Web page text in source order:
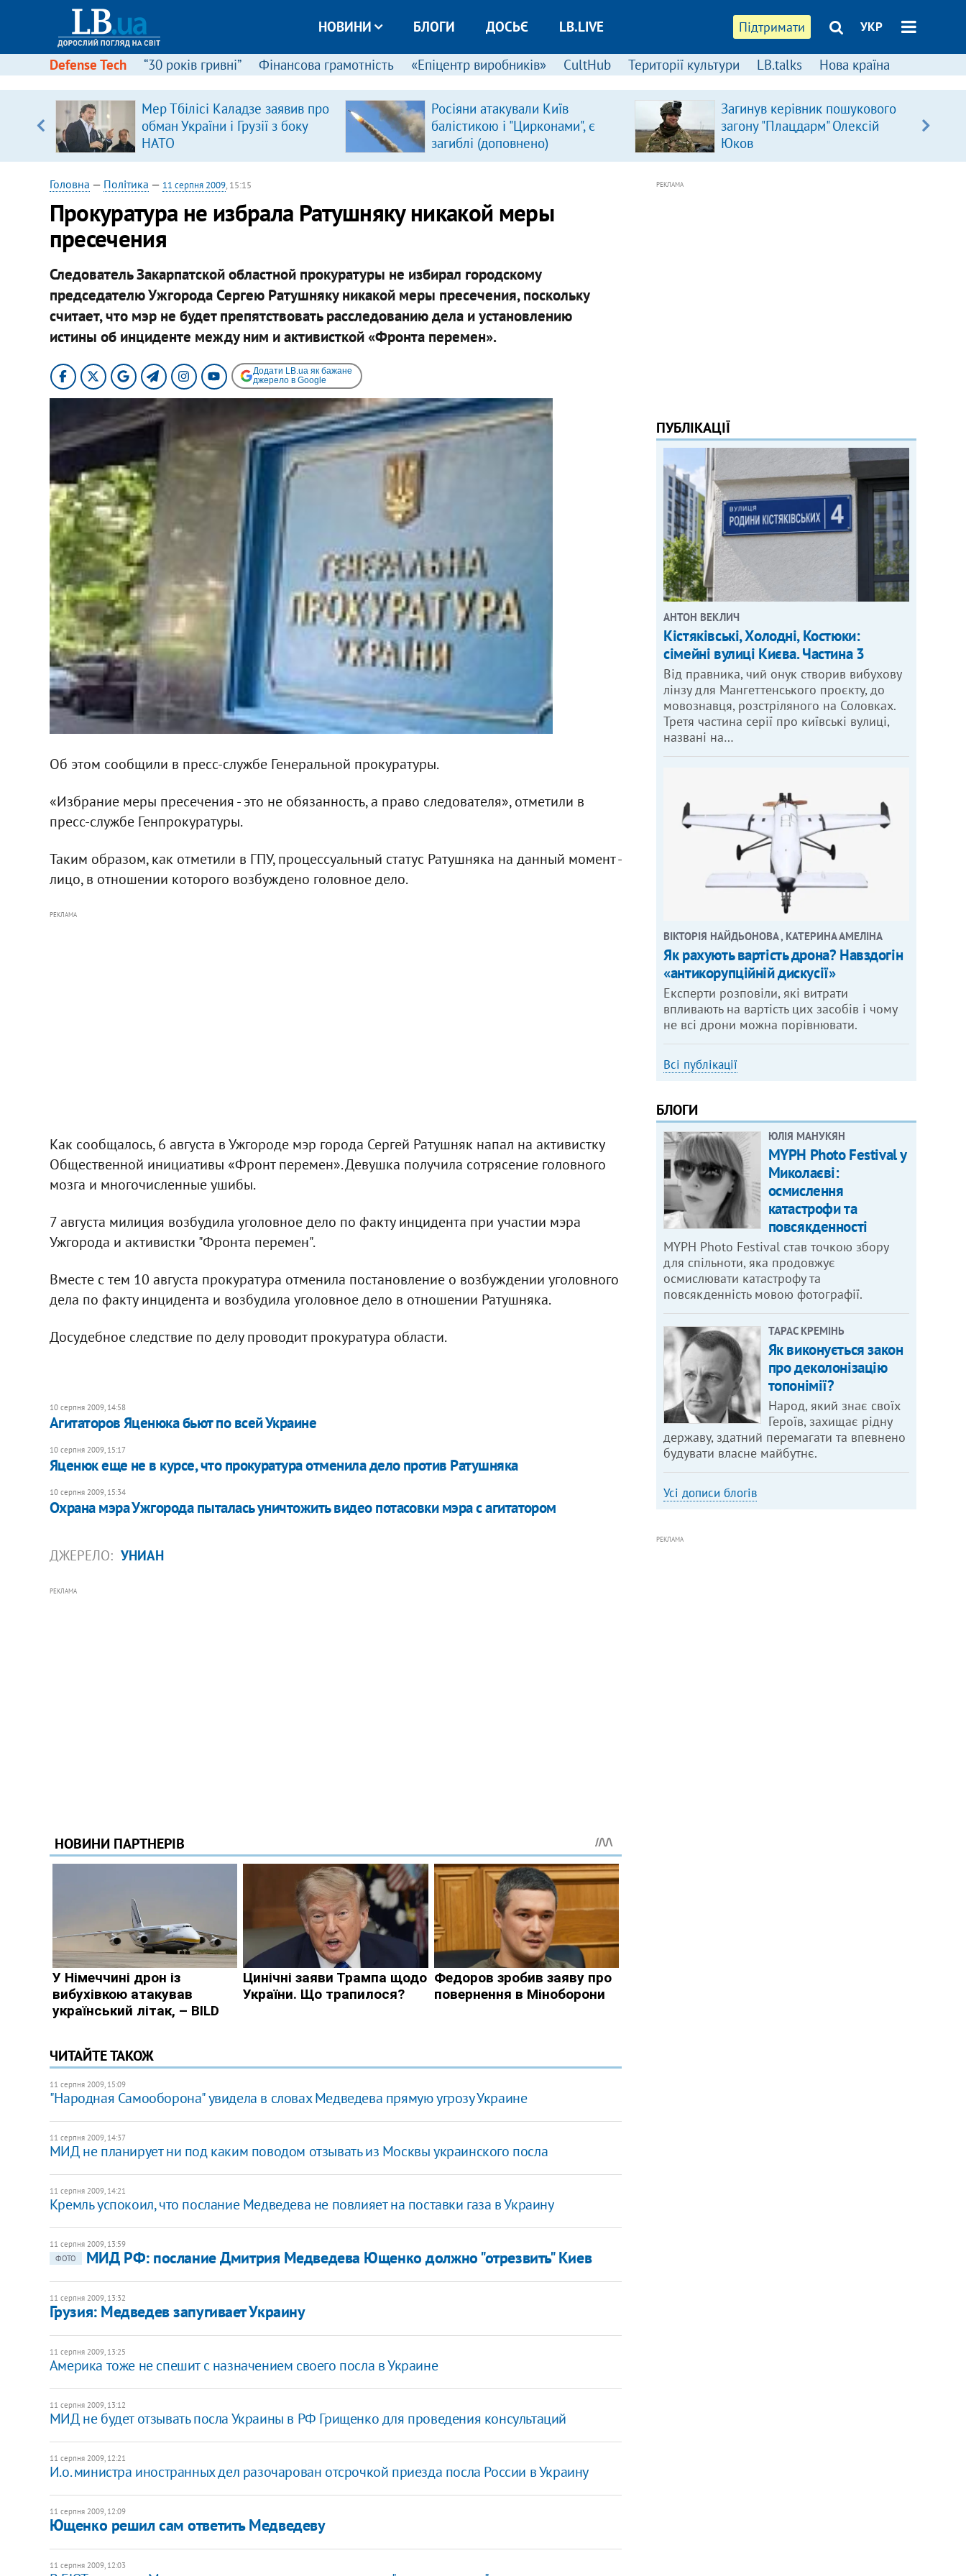
Підтримати УКР
НОВИНИ БЛОГИ ДОСЬЄ LB.LIVE
Defense Tech “30 років гривні” Фінансова грамотність «Епіцентр виробників» CultHub Території культури LB.talks Нова країна
Мер Тбілісі Каладзе заявив про
обман України і Грузії з боку
НАТО
Росіяни атакували Київ
балістикою і "Цирконами", є
загиблі (доповнено)
Загинув керівник пошукового
загону "Плацдарм" Олексій
Юков
Головна — Політика — 11 серпня 2009, 15:15
Прокуратура не избрала Ратушняку никакой меры
пресечения
Следователь Закарпатской областной прокуратуры не избирал городскому
председателю Ужгорода Сергею Ратушняку никакой меры пресечения, поскольку
считает, что мэр не будет препятствовать расследованию дела и установлению
истины об инциденте между ним и активисткой «Фронта перемен».
Додати LB.ua як бажане
джерело в Google
Об этом сообщили в пресс-службе Генеральной прокуратуры.
«Избрание меры пресечения - это не обязанность, а право следователя», отметили в
пресс-службе Генпрокуратуры.
Таким образом, как отметили в ГПУ, процессуальный статус Ратушняка на данный момент -
лицо, в отношении которого возбуждено головное дело.
РЕКЛАМА
Как сообщалось, 6 августа в Ужгороде мэр города Сергей Ратушняк напал на активистку
Общественной инициативы «Фронт перемен». Девушка получила сотрясение головного
мозга и многочисленные ушибы.
7 августа милиция возбудила уголовное дело по факту инцидента при участии мэра
Ужгорода и активистки "Фронта перемен".
Вместе с тем 10 августа прокуратура отменила постановление о возбуждении уголовного
дела по факту инцидента и возбудила уголовное дело в отношении Ратушняка.
Досудебное следствие по делу проводит прокуратура области.
10 серпня 2009, 14:58
Агитаторов Яценюка бьют по всей Украине
10 серпня 2009, 15:17
Яценюк еще не в курсе, что прокуратура отменила дело против Ратушняка
10 серпня 2009, 15:34
Охрана мэра Ужгорода пыталась уничтожить видео потасовки мэра с агитатором
ДЖЕРЕЛО: УНИАН
РЕКЛАМА
ЧИТАЙТЕ ТАКОЖ
11 серпня 2009, 15:09
"Народная Самооборона" увидела в словах Медведева прямую угрозу Украине
11 серпня 2009, 14:37
МИД не планирует ни под каким поводом отзывать из Москвы украинского посла
11 серпня 2009, 14:21
Кремль успокоил, что послание Медведева не повлияет на поставки газа в Украину
11 серпня 2009, 13:59
ФОТО
МИД РФ: послание Дмитрия Медведева Ющенко должно "отрезвить" Киев
11 серпня 2009, 13:32
Грузия: Медведев запугивает Украину
11 серпня 2009, 13:25
Америка тоже не спешит с назначением своего посла в Украине
11 серпня 2009, 13:12
МИД не будет отзывать посла Украины в РФ Грищенко для проведения консультаций
11 серпня 2009, 12:21
И.о. министра иностранных дел разочарован отсрочкой приезда посла России в Украину
11 серпня 2009, 12:09
Ющенко решил сам ответить Медведеву
11 серпня 2009, 12:03
РЕКЛАМА
ПУБЛІКАЦІЇ
АНТОН ВЕКЛИЧ
Кістяківські, Холодні, Костюки:
сімейні вулиці Києва. Частина 3
Від правника, чий онук створив вибухову
лінзу для Мангеттенського проєкту, до
мовознавця, розстріляного на Соловках.
Третя частина серії про київські вулиці,
названі на…
ВІКТОРІЯ НАЙДЬОНОВА , КАТЕРИНА АМЕЛІНА
Як рахують вартість дрона? Навздогін
«антикорупційній дискусії»
Експерти розповіли, які витрати
впливають на вартість цих засобів і чому
не всі дрони можна порівнювати.
Всі публікації
БЛОГИ
ЮЛІЯ МАНУКЯН
MYPH Photo Festival у
Миколаєві:
осмислення
катастрофи та
повсякденності
MYPH Photo Festival став точкою збору
для спільноти, яка продовжує
осмислювати катастрофу та
повсякденність мовою фотографії.
ТАРАС КРЕМІНЬ
Як виконується закон
про деколонізацію
топонімії?
Народ, який знає своїх
Героїв, захищає рідну
державу, здатний перемагати та впевнено
будувати власне майбутнє.
Усі дописи блогів
РЕКЛАМА